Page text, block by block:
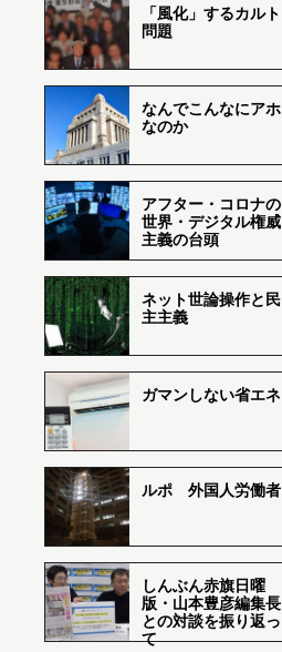
「風化」するカルト
問題
なんでこんなにアホ
なのか
アフター・コロナの
世界・デジタル権威
主義の台頭
ネット世論操作と民
主主義
ガマンしない省エネ
ルポ 外国人労働者
しんぶん赤旗日曜
版・山本豊彦編集長
との対談を振り返っ
て